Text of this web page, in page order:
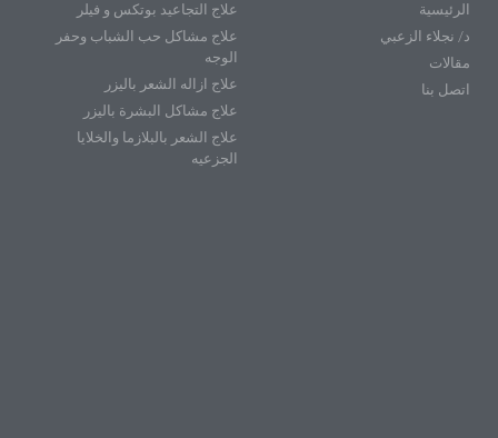
الرئيسية
د/ نجلاء الزعبي
مقالات
اتصل بنا
علاج التجاعيد بوتكس و فيلر
علاج مشاكل حب الشباب وحفر
الوجه
علاج ازاله الشعر باليزر
علاج مشاكل البشرة باليزر
علاج الشعر بالبلازما والخلايا
الجزعيه